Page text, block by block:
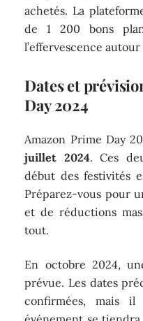
achetés. La
de 1 200 bons
l’effervescence
Dates et
Day 2024
Amazon Prime Day
juillet 2024. Ces
début des festivités
Préparez-vous pour
et de réductions
tout.
En octobre 2024,
prévue. Les dates
confirmées, mais